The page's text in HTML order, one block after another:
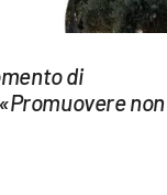
di
non